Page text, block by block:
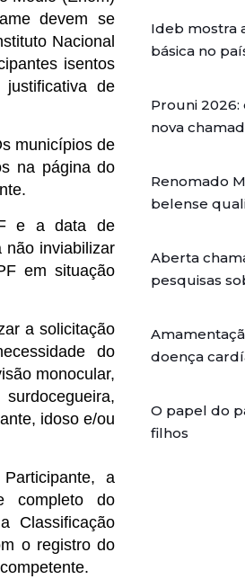
devem se
Nacional
isentos
de
municípios de
na página do
e a data de
não inviabilizar
em situação
a solicitação
do
monocular,
idoso e/ou
a
completo do
Classificação
o registro do
Ideb mostra
básica no
Prouni
nova
Renomado
belense
Aberta
pesquisas
doença
O papel do
filhos